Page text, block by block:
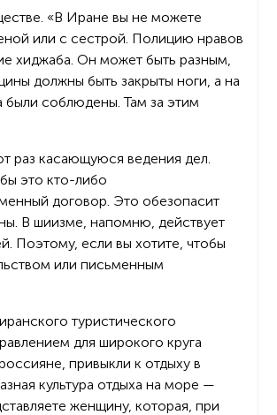
«В Иране вы не можете
или с сестрой. Полицию нравов
хиджаба. Он может быть разным,
должны быть закрыты ноги, а на
были соблюдены. Там за этим
раз касающуюся ведения дел.
это кто-либо
договор. Это обезопасит
В шиизме, напомню, действует
Поэтому, если вы хотите, чтобы
или письменным
туристического
для широкого круга
привыкли к отдыху в
культура отдыха на море —
женщину, которая, при